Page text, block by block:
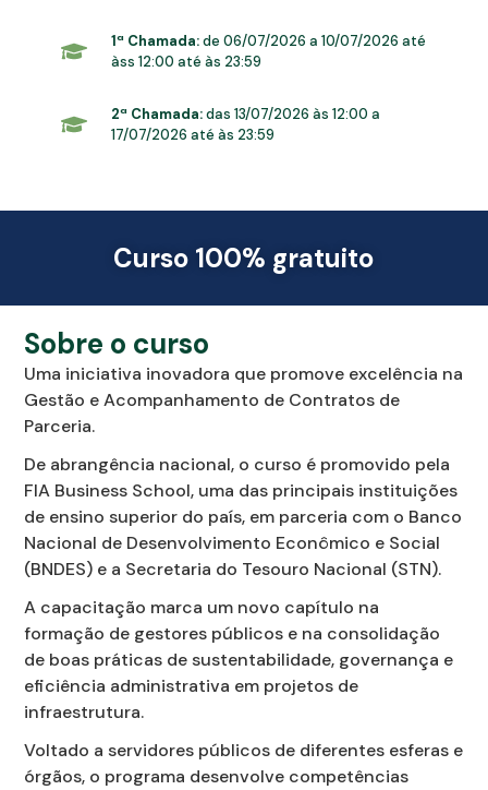
1ª Chamada:de 06/07/2026 a 10/07/2026 até
àss 12:00 até às 23:59
2ª Chamada:das 13/07/2026 às 12:00 a
17/07/2026 até às 23:59
Curso 100% gratuito
Sobre o curso
Uma iniciativa inovadora que promove excelência na
Gestão e Acompanhamento de Contratos de
Parceria.
De abrangência nacional, o curso é promovido pela
FIA Business School, uma das principais instituições
de ensino superior do país, em parceria com o Banco
Nacional de Desenvolvimento Econômico e Social
(BNDES) e a Secretaria do Tesouro Nacional (STN).
A capacitação marca um novo capítulo na
formação de gestores públicos e na consolidação
de boas práticas de sustentabilidade, governança e
eficiência administrativa em projetos de
infraestrutura.
Voltado a servidores públicos de diferentes esferas e
órgãos, o programa desenvolve competências